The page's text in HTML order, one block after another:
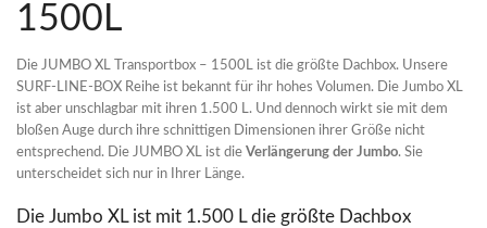
1500L
Die JUMBO XL Transportbox – 1500L ist die größte Dachbox. Unsere
SURF-LINE-BOX Reihe ist bekannt für ihr hohes Volumen. Die Jumbo XL
ist aber unschlagbar mit ihren 1.500 L. Und dennoch wirkt sie mit dem
bloßen Auge durch ihre schnittigen Dimensionen ihrer Größe nicht
entsprechend. Die JUMBO XL ist die Verlängerung der Jumbo. Sie
unterscheidet sich nur in Ihrer Länge.
Die Jumbo XL ist mit 1.500 L die größte Dachbox